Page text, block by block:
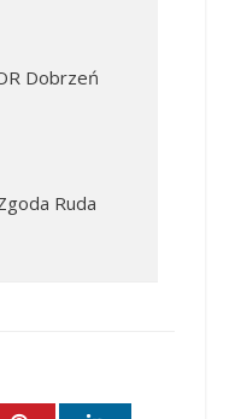
Dobrzeń
Ruda